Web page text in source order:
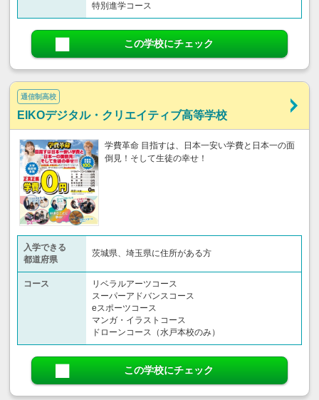
特別進学コース
この学校にチェック
通信制高校
EIKOデジタル・クリエイティブ高等学校
学費革命 目指すは、日本一安い学費と日本一の面
倒見！そして生徒の幸せ！
入学できる
都道府県
茨城県、埼玉県に住所がある方
コース
リベラルアーツコース
スーパーアドバンスコース
eスポーツコース
マンガ・イラストコース
ドローンコース（水戸本校のみ）
この学校にチェック